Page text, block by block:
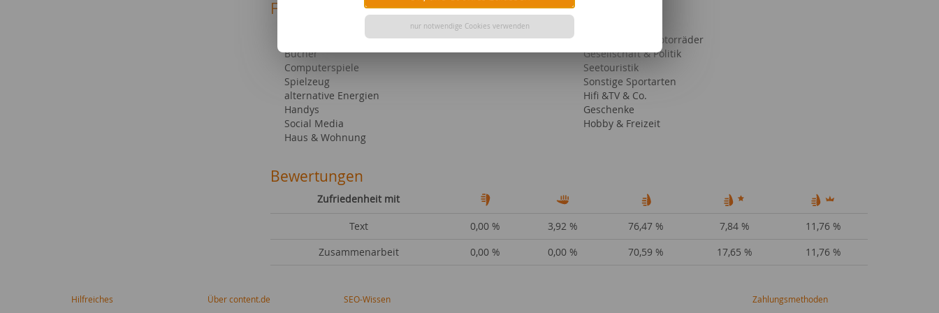
nur notwendige Cookies verwenden
Fachgebiete bei content.de
Hotelbeschreibungen
Bücher
Computerspiele
Spielzeug
alternative Energien
Handys
Social Media
Haus & Wohnung
Automobile & Motorräder
Gesellschaft & Politik
Seetouristik
Sonstige Sportarten
Hifi &TV & Co.
Geschenke
Hobby & Freizeit
Bewertungen
Zufriedenheit mit
Text 0,00 % 3,92 % 76,47 % 7,84 %
11,76 %
Zusammenarbeit
0,00 % 0,00 % 70,59 % 17,65 % 11,76 %
Hilfreiches
Über content.de
SEO-Wissen
Zahlungsmethoden